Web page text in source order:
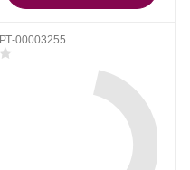
РТ-00003255